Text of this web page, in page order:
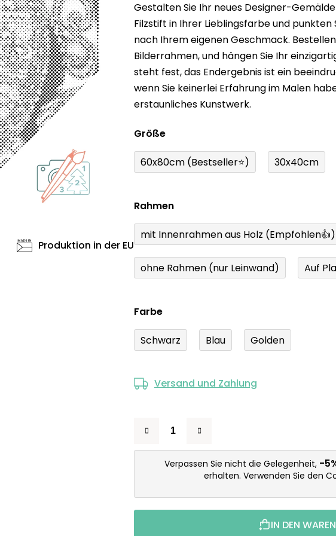
von
5
Sternen.
Gestalten Sie Ihr neues Designer-
Filzstift in Ihrer Lieblingsfarbe und
nach Ihrem eigenen Geschmack.
Bilderrahmen, und hängen Sie Ihr
steht fest, das Endergebnis ist ein
wenn Sie keinerlei Erfahrung im Malen
erstaunliches Kunstwerk.
Größe
60x80cm (Bestseller⭐) 30x40cm
Rahmen
mit Innenrahmen aus Holz (Empfohlen👍)
ohne Rahmen (nur Leinwand) Auf
Farbe
Schwarz Blau Golden
Versand und Zahlung
Verpassen Sie nicht die Gelegenheit, -
erhalten. Verwenden Sie den
IN DEN
Produktion in der EU